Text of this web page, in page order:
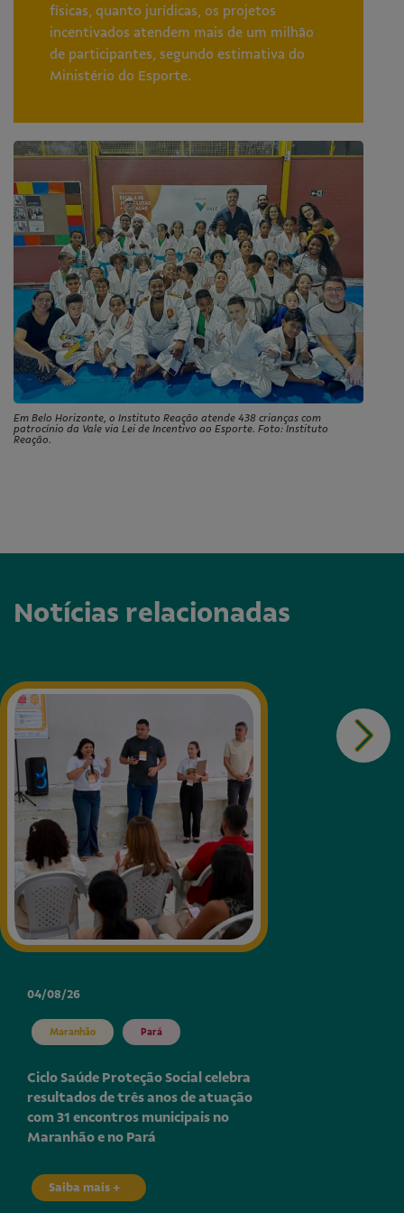
físicas, quanto jurídicas, os projetos
incentivados atendem mais de um milhão
de participantes, segundo estimativa do
Ministério do Esporte.
Em Belo Horizonte, o Instituto Reação atende 438 crianças com
patrocínio da Vale via Lei de Incentivo ao Esporte. Foto: Instituto
Reação.
Notícias relacionadas
04/08/26
Maranhão Pará
Ciclo Saúde Proteção Social celebra
resultados de três anos de atuação
com 31 encontros municipais no
Maranhão e no Pará
Saiba mais +